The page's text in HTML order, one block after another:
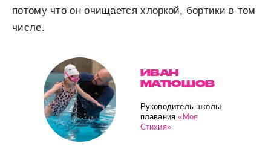
потому что он очищается хлоркой, бортики в том
числе.
ИВАН
МАТЮШОВ
Руководитель школы
плавания«Моя
Стихия»